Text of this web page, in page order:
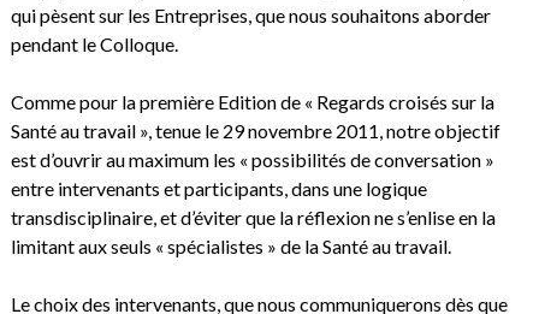
qui pèsent sur les Entreprises, que nous souhaitons aborder
pendant le Colloque.
Comme pour la première Edition de « Regards croisés sur la
Santé au travail », tenue le 29 novembre 2011, notre objectif
est d’ouvrir au maximum les « possibilités de conversation »
entre intervenants et participants, dans une logique
transdisciplinaire, et d’éviter que la réflexion ne s’enlise en la
limitant aux seuls « spécialistes » de la Santé au travail.
Le choix des intervenants, que nous communiquerons dès que